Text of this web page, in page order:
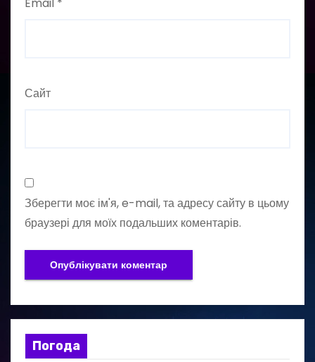
Сайт
Зберегти моє ім'я, e-mail, та адресу сайту в цьому
браузері для моїх подальших коментарів.
Погода